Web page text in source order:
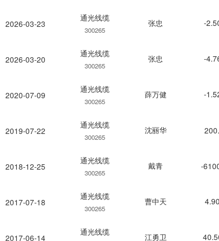
2026-03-23
2026-03-20
2020-07-09
2019-07-22
2018-12-25
2017-07-18
2017-06-14
通光线缆
300265
张忠 -
通光线缆
300265
张忠 -
通光线缆
300265
薛万健 -
通光线缆
300265
沈丽华
通光线缆
300265
戴青 -
通光线缆
300265
曹中天
通光线缆 江勇卫